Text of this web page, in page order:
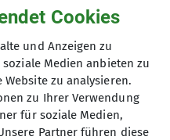
3089066
Anforderungen und
Cookies
und Anzeigen zu
Medien anbieten zu
zu analysieren.
zu Ihrer Verwendung
für soziale Medien,
Partner führen diese